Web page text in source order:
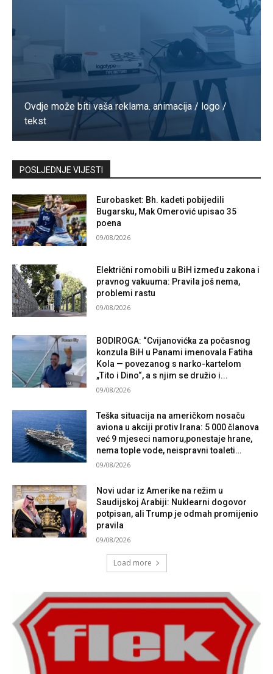
Ovdje može biti vaša reklama. animacija / logo /
tekst
Kontaktirajte nas
POSLJEDNJE VIJESTI
Eurobasket: Bh. kadeti pobijedili
Bugarsku, Mak Omerović upisao 35
poena
09/08/2026
Električni romobili u BiH između zakona i
pravnog vakuuma: Pravila još nema,
problemi rastu
09/08/2026
BODIROGA: “Cvijanovićka za počasnog
konzula BiH u Panami imenovala Fatiha
Kola — povezanog s narko-kartelom
„Tito i Dino“, a s njim se družio i...
09/08/2026
Teška situacija na američkom nosaču
aviona u akciji protiv Irana: 5 000 članova
već 9 mjeseci namoru,ponestaje hrane,
nema tople vode, neispravni toaleti…
09/08/2026
Novi udar iz Amerike na režim u
Saudijskoj Arabiji: Nuklearni dogovor
potpisan, ali Trump je odmah promijenio
pravila
09/08/2026
Load more